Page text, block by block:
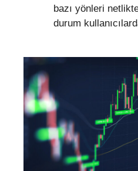
bazı yönleri
durum